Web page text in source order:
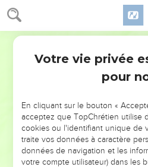
Psaumes 98
1 Psaume. Chantez à l'Eternel un
fait des choses merveilleuses ; sa
L'Eternel a fait connaître sa
devant les yeux des nations.
maison d’Israël ; tous les bouts
délivrance de notre Dieu.
Vous tous habitants de la terre,
réjouissance à l'Eternel, faites
Votre vie privée
pour
En cliquant sur le bouton «
acceptez que TopChrétien utilise
cookies ou l'identifiant unique de
traite vos données à caractère
données de navigation et les
votre compte utilisateur) dans les